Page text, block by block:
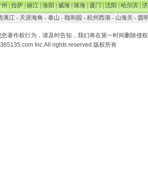
州|拉萨|丽江|洛阳|威海|珠海|厦门|沈阳|哈尔滨|
漓江- 天涯海角 - 泰山 - 颐和园 - 杭州西湖 - 山海关- 圆
著作权行为，请及时告知，我们将在第一时间删除侵权
Inc.All rights reserved 版权所有